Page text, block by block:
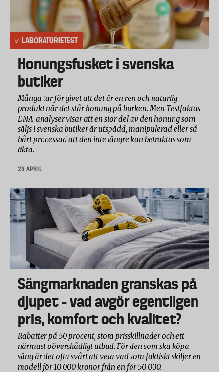
LABORATORIETEST
Honungsfusket i svenska
butiker
Många tar för givet att det är en ren och naturlig
produkt när det står honung på burken. Men Testfaktas
DNA-analyser visar att en stor del av den honung som
säljs i svenska butiker är utspädd, manipulerad eller så
hårt processad att den inte längre kan betraktas som
äkta.
23 APRIL
Sängmarknaden granskas på
djupet – vad avgör egentligen
pris, komfort och kvalitet?
Rabatter på 50 procent, stora prisskillnader och ett
närmast oöverskådligt utbud. För den som ska köpa
säng är det ofta svårt att veta vad som faktiskt skiljer en
modell för 10 000 kronor från en för 50 000.